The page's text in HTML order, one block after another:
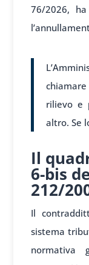
76/2026,
rilievo e
altro. Se
Il
6-bis
212/
Il
sistema
normativa